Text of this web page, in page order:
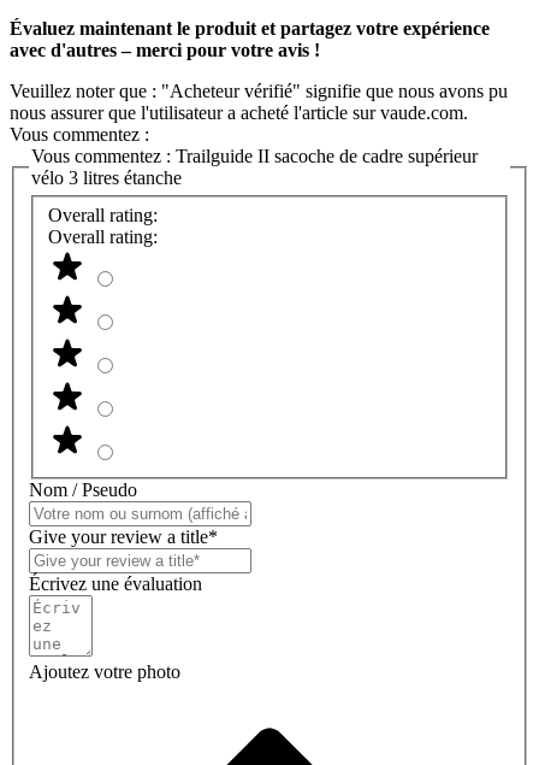
Évaluez maintenant le produit et partagez votre expérience
avec d'autres – merci pour votre avis !
Veuillez noter que : "Acheteur vérifié" signifie que nous avons pu
nous assurer que l'utilisateur a acheté l'article sur vaude.com.
Vous commentez :
Vous commentez : Trailguide II sacoche de cadre supérieur
vélo 3 litres étanche
Overall rating:
Overall rating:
Nom / Pseudo
Give your review a title*
Écrivez une évaluation
Ajoutez votre photo